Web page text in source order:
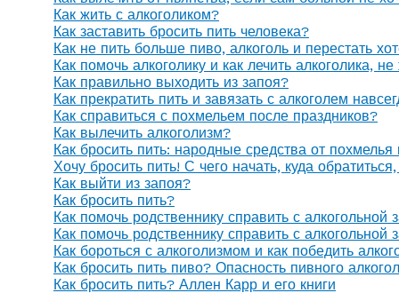
Как жить с алкоголиком?
Как заставить бросить пить человека?
Как не пить больше пиво, алкоголь и перестать
Как помочь алкоголику и как лечить алкоголика,
Как правильно выходить из запоя?
Как прекратить пить и завязать с алкоголем
Как справиться с похмельем после праздников?
Как вылечить алкоголизм?
Как бросить пить: народные средства от похмелья
Хочу бросить пить! С чего начать, куда
Как выйти из запоя?
Как бросить пить?
Как помочь родственнику справить с алкогольной
Как помочь родственнику справить с алкогольной
Как бороться с алкоголизмом и как победить
Как бросить пить пиво? Опасность пивного
Как бросить пить? Аллен Карр и его книги